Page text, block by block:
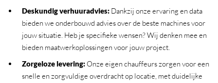
Deskundig verhuuradvies:Dankzij onze ervaring en data
bieden we onderbouwd advies over de beste machines voor
jouw situatie. Heb je specifieke wensen? Wij denken mee en
bieden maatwerkoplossingen voor jouw project.
Zorgeloze levering:Onze eigen chauffeurs zorgen voor een
snelle en zorgvuldige overdracht op locatie, met duidelijke